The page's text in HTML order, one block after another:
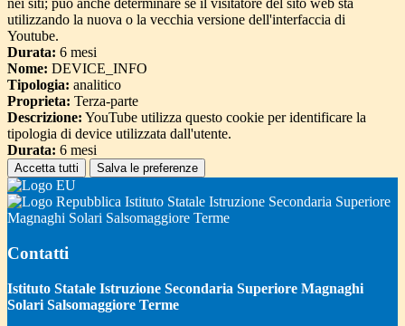
nei siti; può anche determinare se il visitatore del sito web sta
utilizzando la nuova o la vecchia versione dell'interfaccia di
Youtube.
Durata: 6 mesi
Nome: DEVICE_INFO
Tipologia: analitico
Proprieta: Terza-parte
Descrizione: YouTube utilizza questo cookie per identificare la
tipologia di device utilizzata dall'utente.
Durata: 6 mesi
Accetta tutti Salva le preferenze
Istituto Statale Istruzione Secondaria Superiore
Magnaghi Solari Salsomaggiore Terme
Contatti
Istituto Statale Istruzione Secondaria Superiore Magnaghi
Solari Salsomaggiore Terme